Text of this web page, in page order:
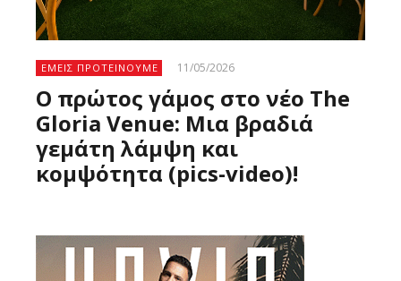
ΕΜΕΙΣ ΠΡΟΤΕΙΝΟΥΜΕ 11/05/2026
Ο πρώτος γάμος στο νέο The
Gloria Venue: Μια βραδιά
γεμάτη λάμψη και
κομψότητα (pics-video)!